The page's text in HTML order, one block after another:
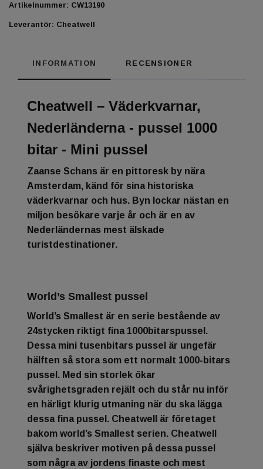
Artikelnummer: CW13190
Leverantör: Cheatwell
INFORMATION RECENSIONER
Cheatwell – Väderkvarnar,
Nederländerna - pussel 1000
bitar - Mini pussel
Zaanse Schans är en pittoresk by nära
Amsterdam, känd för sina historiska
väderkvarnar och hus. Byn lockar nästan en
miljon besökare varje år och är en av
Nederländernas mest älskade
turistdestinationer.
World’s Smallest pussel
World’s Smallest är en serie bestående av
24stycken riktigt fina 1000bitarspussel.
Dessa mini tusenbitars pussel är ungefär
hälften så stora som ett normalt 1000-bitars
pussel. Med sin storlek ökar
svårighetsgraden rejält och du står nu inför
en härligt klurig utmaning när du ska lägga
dessa fina pussel. Cheatwell är företaget
bakom world’s Smallest serien. Cheatwell
själva beskriver motiven på dessa pussel
som några av jordens finaste och mest